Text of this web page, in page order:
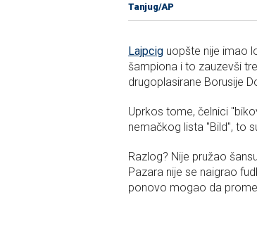
Tanjug/AP
Lajpcig uopšte nije imao
šampiona i to zauzevši
drugoplasirane Borusije
Uprkos tome, čelnici
nemačkog lista "Bild", to
Razlog? Nije pružao
Pazara nije se naigrao
ponovo mogao da